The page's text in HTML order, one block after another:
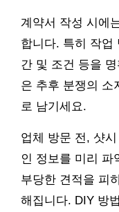
계약서 작성 시에
합니다. 특히 작업
간 및 조건 등을
은 추후 분쟁의 소
로 남기세요.
업체 방문 전, 샷
인 정보를 미리 파
부당한 견적을 피
해집니다. DIY 방